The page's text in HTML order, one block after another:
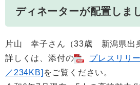
ディネーターが配置しま
片山 幸子さん（33歳 新潟県出
詳しくは、添付の
プレスリリ
／234KB] をご覧ください。